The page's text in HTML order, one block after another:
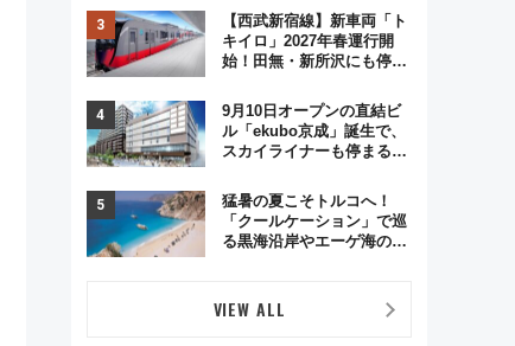
く8,000発の大迫力＆屋台
を満喫
【西武新宿線】新車両「ト
キイロ」2027年春運行開
始！田無・新所沢にも停
弾」も
9月10日オープンの直結ビ
ル「ekubo京成」誕生で、
スカイライナーも停まる巨
変わる？ 全テナント情報も
公開！
猛暑の夏こそトルコへ！
「クールケーション」で巡
る黒海沿岸やエーゲ海の避
オも認める『2026年に訪れ
るべき世界の旅先』
VIEW ALL